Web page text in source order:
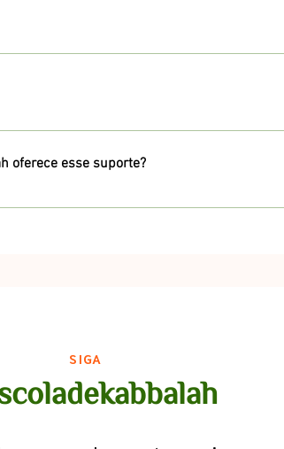
em Porto Alegre / RS.
com a turma para tirar dúvidas e compartilhar
oferece esse suporte?
as categorias Tarô, Orientações e Mapa astral. Se
SIGA